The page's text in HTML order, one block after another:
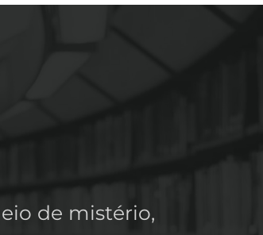
de mistério,